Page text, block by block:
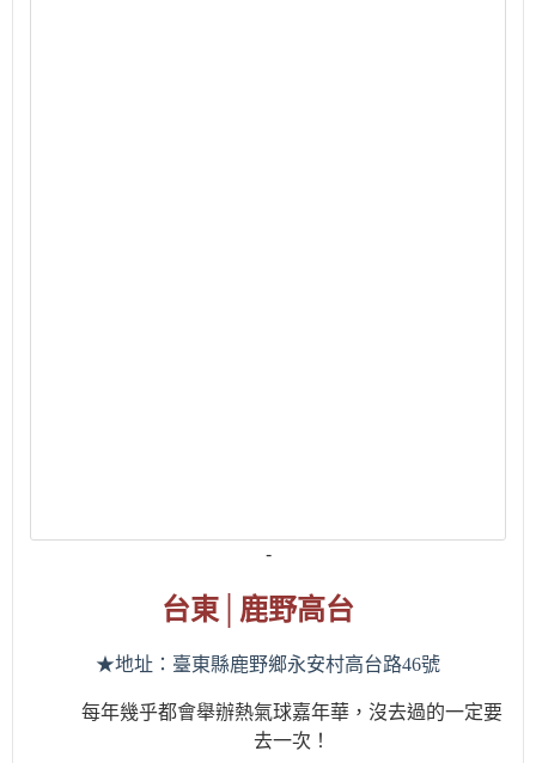
-
台東│ 鹿野高台
★地址：臺東縣鹿野鄉永安村高台路46號
每年幾乎都會舉辦熱氣球嘉年華，沒去過的一定要
去一次！